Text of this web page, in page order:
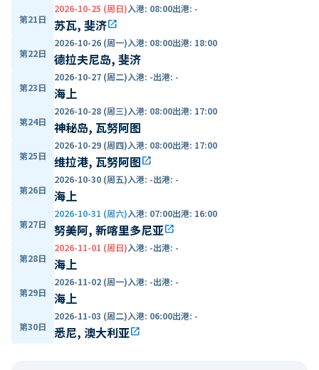
第21日
2026-10-25 (周日)入港: 08:00出港: -
苏瓦, 斐济open_in_new
第22日
2026-10-26 (周一)入港: 08:00出港: 18:00
德拉夫尼岛, 斐济
第23日
2026-10-27 (周二)入港: -出港: -
海上
第24日
2026-10-28 (周三)入港: 08:00出港: 17:00
神秘岛, 瓦努阿图
第25日
2026-10-29 (周四)入港: 08:00出港: 17:00
维拉港, 瓦努阿图open_in_new
第26日
2026-10-30 (周五)入港: -出港: -
海上
第27日
2026-10-31 (周六)入港: 07:00出港: 16:00
努美阿, 新喀里多尼亚open_in_new
第28日
2026-11-01 (周日)入港: -出港: -
海上
第29日
2026-11-02 (周一)入港: -出港: -
海上
第30日
2026-11-03 (周二)入港: 06:00出港: -
悉尼, 澳大利亚open_in_new